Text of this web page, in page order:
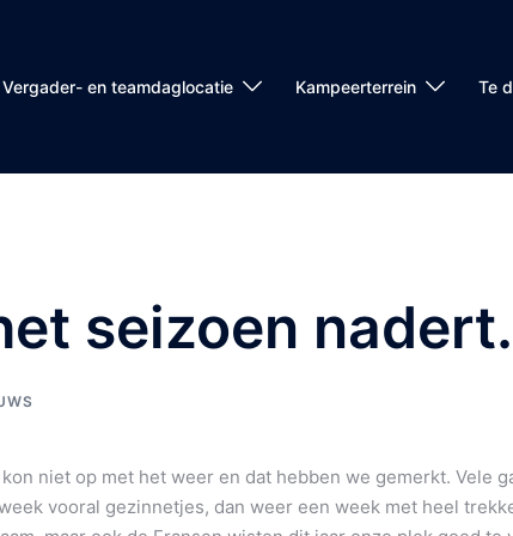
Vergader- en teamdaglocatie Kampeerterrein Te
seizoen
niet op met het weer en dat hebben we gemerkt. Vele
vooral gezinnetjes, dan weer een week met heel